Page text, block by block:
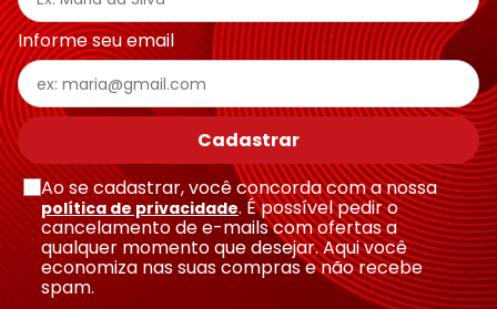
Informe seu email
Cadastrar
Ao se cadastrar, você concorda com a nossa
política de privacidade. É possível pedir o
cancelamento de e-mails com ofertas a
qualquer momento que desejar. Aqui você
economiza nas suas compras e não recebe
spam.